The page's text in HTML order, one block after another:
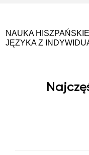
NAUKA
JĘZYKA Z